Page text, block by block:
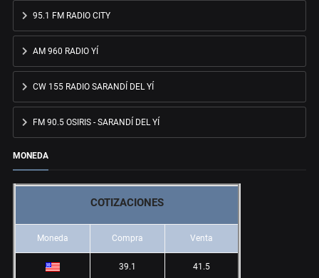
95.1 FM RADIO CITY
AM 960 RADIO YÍ
CW 155 RADIO SARANDÍ DEL YÍ
FM 90.5 OSIRIS - SARANDÍ DEL YÍ
MONEDA
COTIZACIONES
Moneda Compra Venta
39.1 41.5